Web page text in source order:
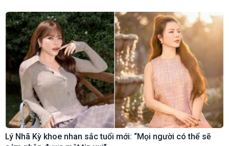
Lý Nhã Kỳ khoe nhan sắc tuổi mới: “Mọi người có thể sẽ